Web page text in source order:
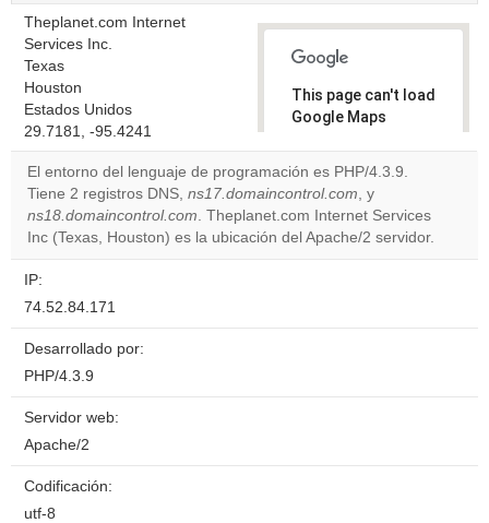
Theplanet.com Internet
Services Inc.
Texas
Houston
Estados Unidos
29.7181, -95.4241
This page can't load
Google Maps
Do you
own this
website?
El entorno del lenguaje de programación es PHP/4.3.9.
Tiene 2 registros DNS, ns17.domaincontrol.com, y
ns18.domaincontrol.com. Theplanet.com Internet Services
Inc (Texas, Houston) es la ubicación del Apache/2 servidor.
IP:
74.52.84.171
Desarrollado por:
PHP/4.3.9
Servidor web:
Apache/2
Codificación:
utf-8